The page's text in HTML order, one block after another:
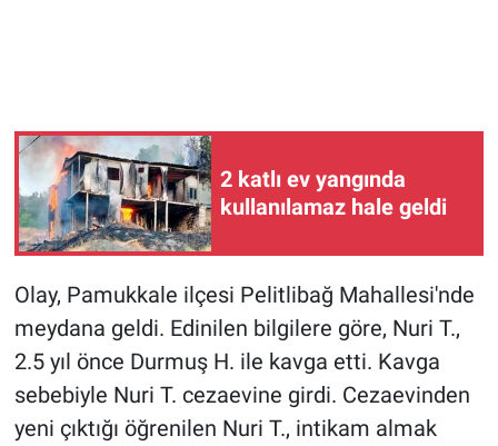
2 katlı ev yangında
kullanılamaz hale geldi
Olay, Pamukkale ilçesi Pelitlibağ Mahallesi'nde
meydana geldi. Edinilen bilgilere göre, Nuri T.,
2.5 yıl önce Durmuş H. ile kavga etti. Kavga
sebebiyle Nuri T. cezaevine girdi. Cezaevinden
yeni çıktığı öğrenilen Nuri T., intikam almak